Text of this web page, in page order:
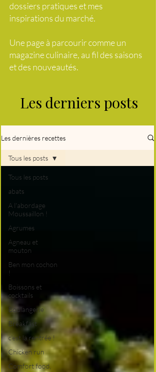
dossiers pratiques et mes
inspirations du marché.
Une page à parcourir comme un
magazine culinaire, au fil des saisons
et des nouveautés.
Les derniers posts
Les dernières recettes
Tous les posts
abats
A l'abordage
Moussaillon !
Agrumes
Agneau et
mouton
Ben mon cochon
!
Boissons et
cocktails
Boulangerie
Breakfast
c'est la rentrée !
Chicken run
Comfort food,
Tous les posts